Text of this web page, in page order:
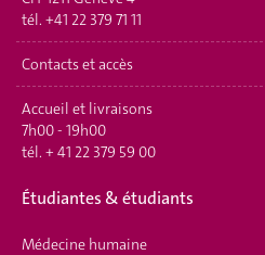
tél. +41 22 379 71 11
Contacts et accès
Accueil et livraisons
7h00 - 19h00
tél. + 41 22 379 59 00
Étudiantes & étudiants
Médecine humaine